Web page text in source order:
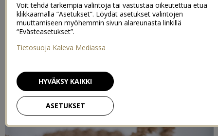
Oikein hauskat ja iloiset kekkerit, vaikkakin juhlakalu jännittämisen
jälkeen vähän aluksi vierastikin vieraitaan.
Voit tehdä tarkempia valintoja tai vastustaa oikeutettua etua
klikkaamalla “Asetukset”. Löydät asetukset valintojen
muuttamiseen myöhemmin sivun alareunasta linkillä
“Evästeasetukset”.
Tietosuoja Kaleva Mediassa
ASETUKSET
HYVÄKSY KAIKKI